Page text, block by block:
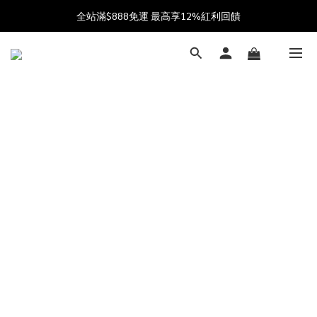
加入會員送$100購物金  加入LINE社群享優惠價
全站滿$888免運 最高享12%紅利回饋
父親節獻禮 8/1-8/10 滿 $888 好禮雙重送 最高送$888購物金!